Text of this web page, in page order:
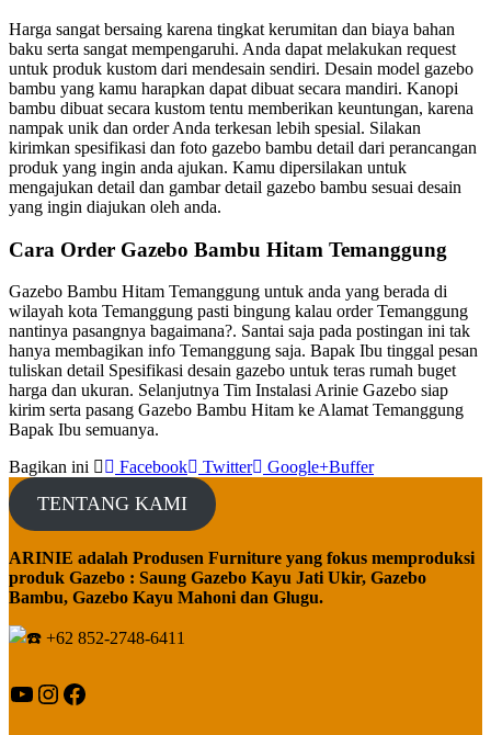
Harga sangat bersaing karena tingkat kerumitan dan biaya bahan
baku serta sangat mempengaruhi. Anda dapat melakukan request
untuk produk kustom dari mendesain sendiri. Desain model gazebo
bambu yang kamu harapkan dapat dibuat secara mandiri. Kanopi
bambu dibuat secara kustom tentu memberikan keuntungan, karena
nampak unik dan order Anda terkesan lebih spesial. Silakan
kirimkan spesifikasi dan foto gazebo bambu detail dari perancangan
produk yang ingin anda ajukan. Kamu dipersilakan untuk
mengajukan detail dan gambar detail gazebo bambu sesuai desain
yang ingin diajukan oleh anda.
Cara Order Gazebo Bambu Hitam Temanggung
Gazebo Bambu Hitam Temanggung untuk anda yang berada di
wilayah kota Temanggung pasti bingung kalau order Temanggung
nantinya pasangnya bagaimana?. Santai saja pada postingan ini tak
hanya membagikan info Temanggung saja. Bapak Ibu tinggal pesan
tuliskan detail Spesifikasi desain gazebo untuk teras rumah buget
harga dan ukuran. Selanjutnya Tim Instalasi Arinie Gazebo siap
kirim serta pasang Gazebo Bambu Hitam ke Alamat Temanggung
Bapak Ibu semuanya.
Bagikan ini
Facebook Twitter Google+Buffer
TENTANG KAMI
ARINIE adalah Produsen Furniture yang fokus memproduksi
produk Gazebo : Saung Gazebo Kayu Jati Ukir, Gazebo
Bambu, Gazebo Kayu Mahoni dan Glugu.
+62 852-2748-6411
YouTube
Instagram
Facebook